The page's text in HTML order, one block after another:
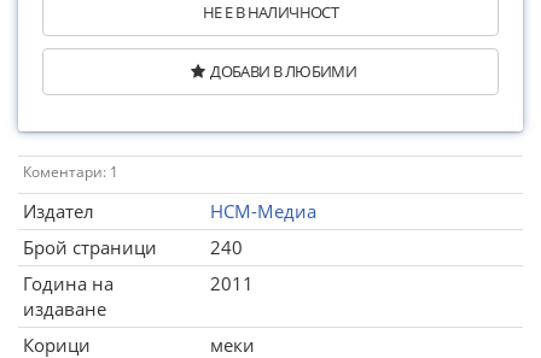
НЕ Е В НАЛИЧНОСТ
ДОБАВИ В ЛЮБИМИ
Коментари: 1
Издател
НСМ-Медиа
Брой страници
240
Година на
издаване
2011
Корици
меки